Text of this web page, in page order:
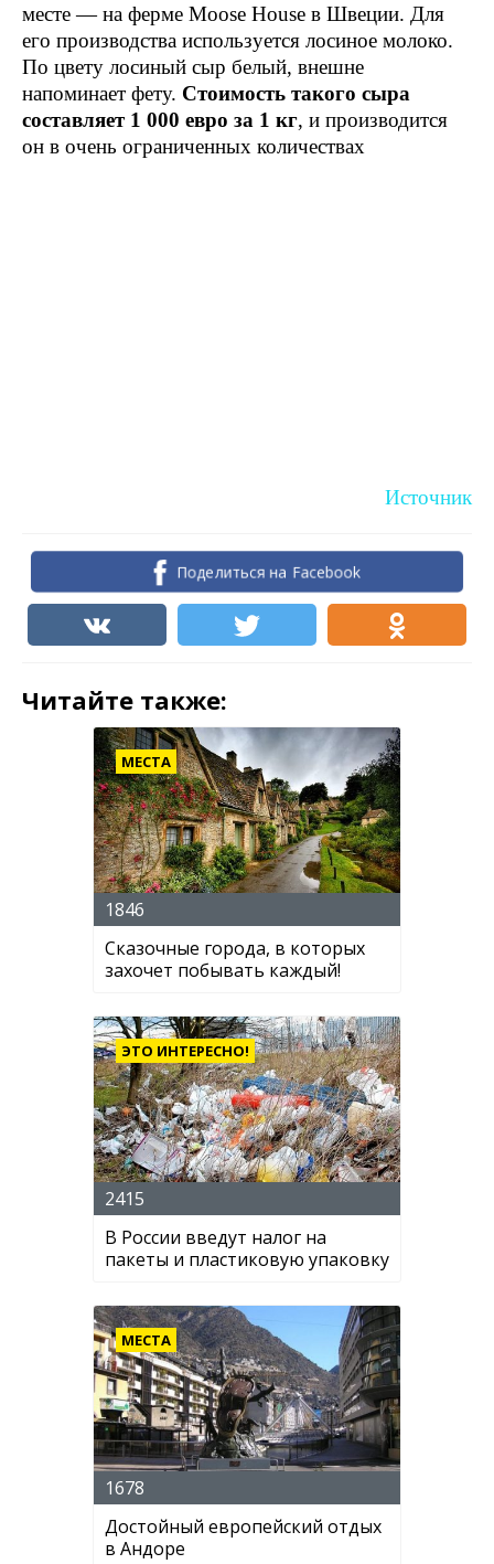
месте — на ферме Moose House в Швеции. Для
его производства используется лосиное молоко.
По цвету лосиный сыр белый, внешне
напоминает фету. Стоимость такого сыра
составляет 1 000 евро за 1 кг, и производится
он в очень ограниченных количествах
Источник
Поделиться на Facebook
Читайте также:
МЕСТА
1846
Сказочные города, в которых
захочет побывать каждый!
ЭТО ИНТЕРЕСНО!
2415
В России введут налог на
пакеты и пластиковую упаковку
МЕСТА
1678
Достойный европейский отдых
в Андоре